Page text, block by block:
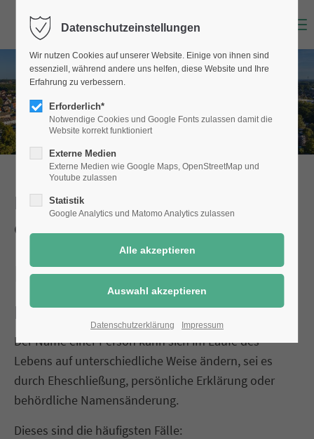
Dienstleistungen der Stadt Selm
einfach online!
Namensänderung
Details
Der Name einer Person kann sich im Laufe des
Lebens auf unterschiedliche Weise ändern, sei es
durch Eheschließung, persönliche Erklärung oder
behördliche Namensänderung.
Dieses sind die häufigsten Fälle:
Datenschutzeinstellungen
Wir nutzen Cookies auf unserer Website. Einige von ihnen sind
essenziell, während andere uns helfen, diese Website und Ihre
Erfahrung zu verbessern.
Erforderlich*
Notwendige Cookies und Google Fonts zulassen damit die
Website korrekt funktioniert
Externe Medien
Externe Medien wie Google Maps, OpenStreetMap und
Youtube zulassen
Statistik
Google Analytics und Matomo Analytics zulassen
Datenschutzerklärung Impressum